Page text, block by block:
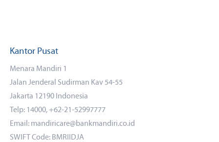
Kantor Pusat
Menara Mandiri 1
Jalan Jenderal Sudirman Kav 54-55
Jakarta 12190 Indonesia
Telp: 14000, +62-21-52997777
Email: mandiricare@bankmandiri.co.id
SWIFT Code: BMRIIDJA